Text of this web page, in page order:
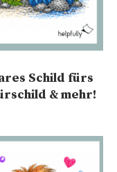
Schild fürs
& mehr!